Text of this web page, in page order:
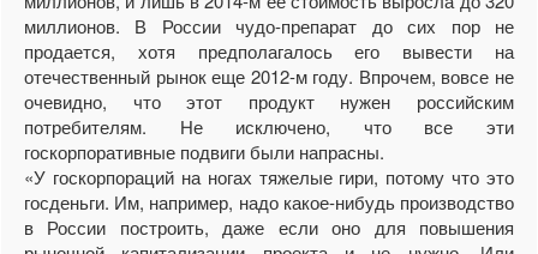
миллионов. В России чудо-препарат до сих пор не
продается, хотя предполагалось его вывести на
отечественный рынок еще 2012-м году. Впрочем, вовсе не
очевидно, что этот продукт нужен российским
потребителям. Не исключено, что все эти
госкорпоративные подвиги были напрасны.
«У госкорпораций на ногах тяжелые гири, потому что это
госденьги. Им, например, надо какое-нибудь производство
в России построить, даже если оно для повышения